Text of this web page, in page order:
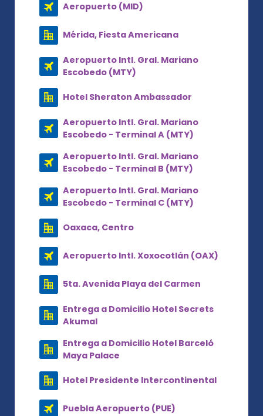
Aeropuerto (MID)
Mérida, Fiesta Americana
Aeropuerto Intl. Gral. Mariano
Escobedo (MTY)
Hotel Sheraton Ambassador
Aeropuerto Intl. Gral. Mariano
Escobedo - Terminal A (MTY)
Aeropuerto Intl. Gral. Mariano
Escobedo - Terminal B (MTY)
Aeropuerto Intl. Gral. Mariano
Escobedo - Terminal C (MTY)
Oaxaca, Centro
Aeropuerto Intl. Xoxocotlán (OAX)
5ta. Avenida Playa del Carmen
Entrega a Domicilio Hotel Secrets
Akumal
Entrega a Domicilio Hotel Barceló
Maya Palace
Hotel Presidente Intercontinental
Puebla Aeropuerto (PUE)